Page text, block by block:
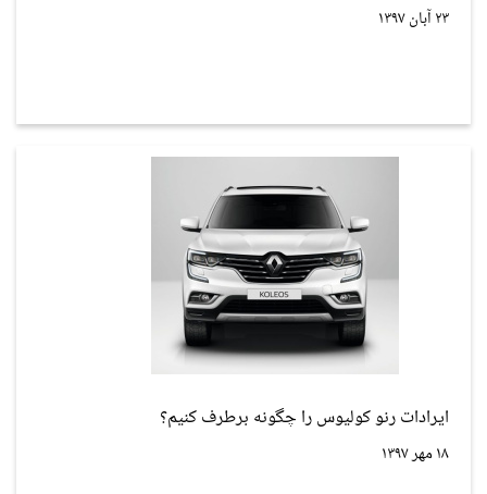
۲۳ آبان ۱۳۹۷
ایرادات رنو کولیوس را چگونه برطرف کنیم؟
۱۸ مهر ۱۳۹۷